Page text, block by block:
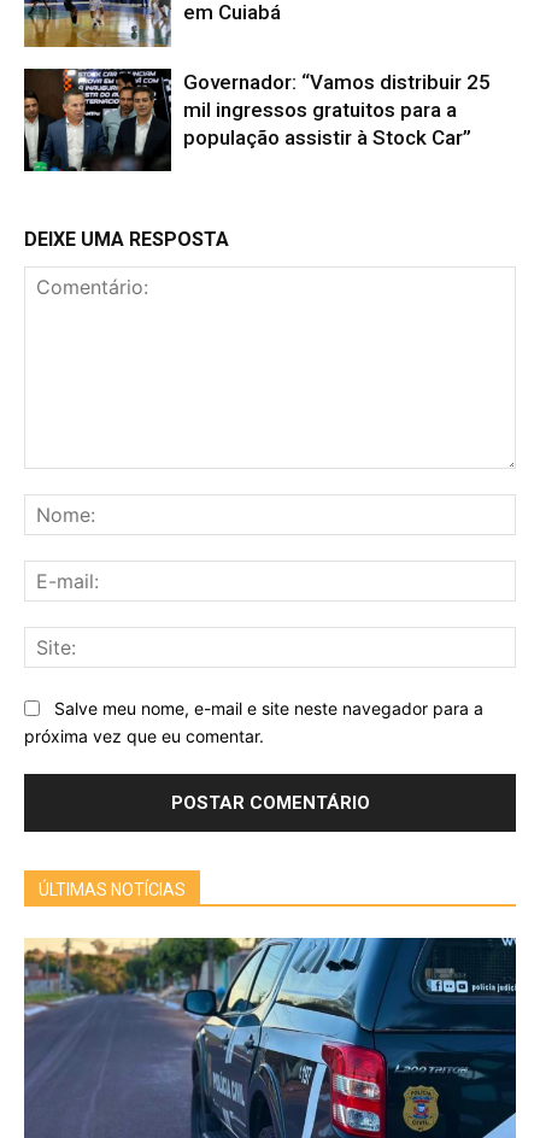
em Cuiabá
Governador: “Vamos distribuir 25
mil ingressos gratuitos para a
população assistir à Stock Car”
DEIXE UMA RESPOSTA
Salve meu nome, e-mail e site neste navegador para a
próxima vez que eu comentar.
ÚLTIMAS NOTÍCIAS